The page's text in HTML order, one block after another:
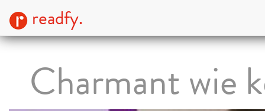
readfy.
Charmant wie